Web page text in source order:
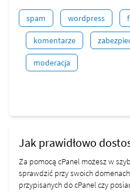
spam wordpress
komentarze
moderacja
Jak prawidłowo
Za pomocą cPanel możesz w
sprawdzić przy swoich domenach
przypisanych do cPanel czy